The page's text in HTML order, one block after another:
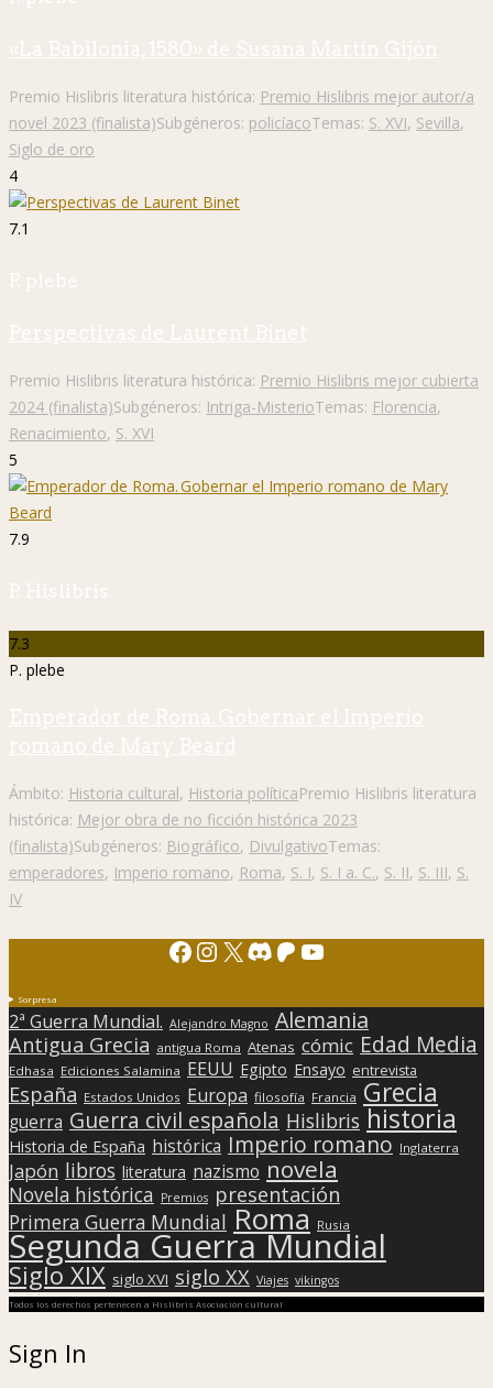
«La Babilonia, 1580» de Susana Martín Gijón
Premio Hislibris literatura histórica: Premio Hislibris mejor autor/a
novel 2023 (finalista)Subgéneros: policíacoTemas: S. XVI, Sevilla,
Siglo de oro
4
7.1
P. plebe
Perspectivas de Laurent Binet
Premio Hislibris literatura histórica: Premio Hislibris mejor cubierta
2024 (finalista)Subgéneros: Intriga-MisterioTemas: Florencia,
Renacimiento, S. XVI
5
7.9
P. Hislibris
7.3
P. plebe
Emperador de Roma. Gobernar el Imperio
romano de Mary Beard
Ámbito: Historia cultural, Historia políticaPremio Hislibris literatura
histórica: Mejor obra de no ficción histórica 2023
(finalista)Subgéneros: Biográfico, DivulgativoTemas:
emperadores, Imperio romano, Roma, S. I, S. I a. C., S. II, S. III, S.
IV
Facebook
Instagram
X Discord
Patreon
YouTube
Sorpresa
2ª Guerra Mundial. Alejandro Magno Alemania
Antigua Grecia antigua Roma Atenas cómic Edad Media
Edhasa Ediciones Salamina EEUU Egipto Ensayo entrevista
España Estados Unidos Europa filosofía Francia Grecia
guerra Guerra civil española Hislibris historia
Historia de España histórica Imperio romano Inglaterra
Japón libros literatura nazismo novela
Novela histórica Premios presentación
Primera Guerra Mundial Roma Rusia
Segunda Guerra Mundial
Siglo XIX siglo XVI siglo XX Viajes vikingos
Todos los derechos pertenecen a Hislibris Asociación cultural
Sign In